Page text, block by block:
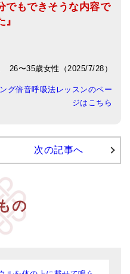
でもできそうな内容で
〜35歳女性（2025/7/28）
グ倍音呼吸法レッスンのペー
ジはこちら
次の記事へ
の